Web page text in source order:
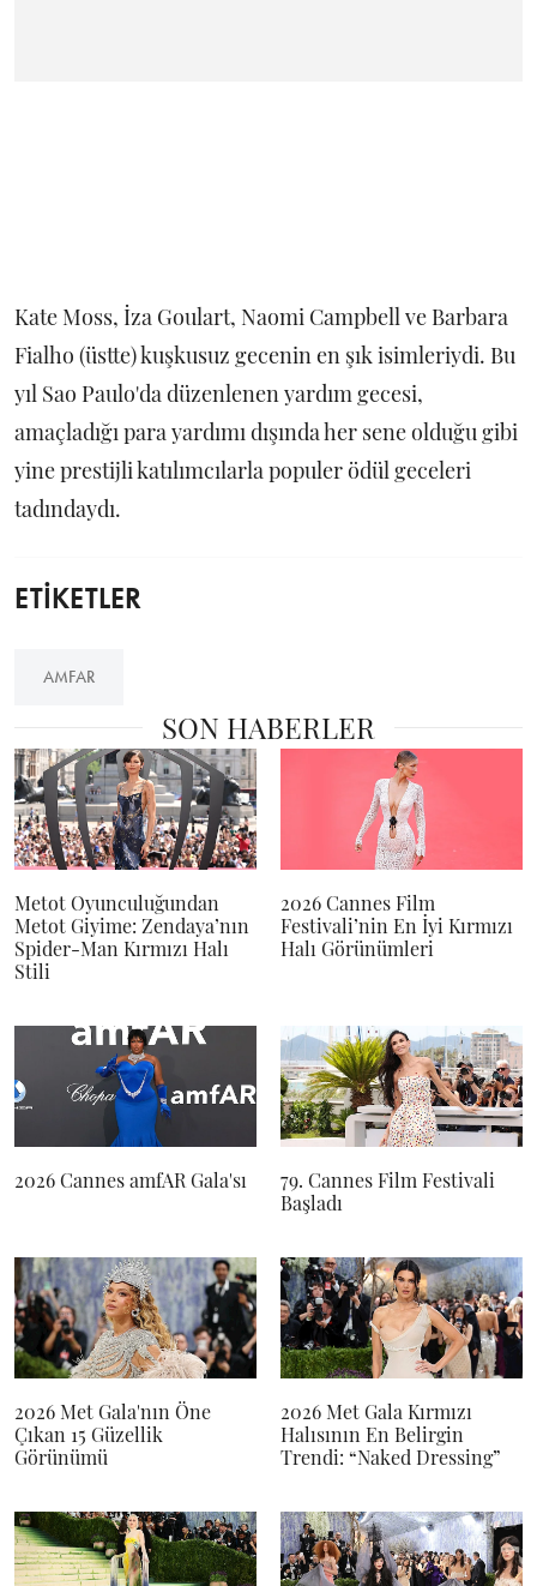
Kate Moss, İza Goulart, Naomi Campbell ve Barbara
Fialho (üstte) kuşkusuz gecenin en şık isimleriydi. Bu
yıl Sao Paulo'da düzenlenen yardım gecesi,
amaçladığı para yardımı dışında her sene olduğu gibi
yine prestijli katılımcılarla populer ödül geceleri
tadındaydı.
ETİKETLER
AMFAR
SON HABERLER
Metot Oyunculuğundan
Metot Giyime: Zendaya’nın
Spider-Man Kırmızı Halı
Stili
2026 Cannes Film
Festivali’nin En İyi Kırmızı
Halı Görünümleri
2026 Cannes amfAR Gala'sı
79. Cannes Film Festivali
Başladı
2026 Met Gala'nın Öne
Çıkan 15 Güzellik
Görünümü
2026 Met Gala Kırmızı
Halısının En Belirgin
Trendi: “Naked Dressing”